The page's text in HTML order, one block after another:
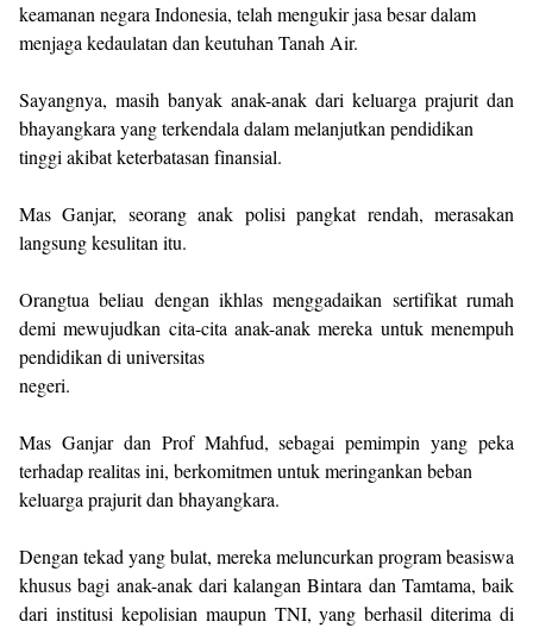
keamanan negara Indonesia, telah mengukir jasa besar dalam
menjaga kedaulatan dan keutuhan Tanah Air.
Sayangnya, masih banyak anak-anak dari keluarga prajurit dan
bhayangkara yang terkendala dalam melanjutkan pendidikan
tinggi akibat keterbatasan finansial.
Mas Ganjar, seorang anak polisi pangkat rendah, merasakan
langsung kesulitan itu.
Orangtua beliau dengan ikhlas menggadaikan sertifikat rumah
demi mewujudkan cita-cita anak-anak mereka untuk menempuh
pendidikan di universitas
negeri.
Mas Ganjar dan Prof Mahfud, sebagai pemimpin yang peka
terhadap realitas ini, berkomitmen untuk meringankan beban
keluarga prajurit dan bhayangkara.
Dengan tekad yang bulat, mereka meluncurkan program beasiswa
khusus bagi anak-anak dari kalangan Bintara dan Tamtama, baik
dari institusi kepolisian maupun TNI, yang berhasil diterima di